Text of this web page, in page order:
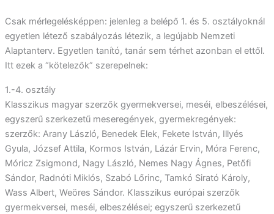
Csak mérlegelésképpen: jelenleg a belépő 1. és 5. osztályoknál
egyetlen létező szabályozás létezik, a legújabb Nemzeti
Alaptanterv. Egyetlen tanító, tanár sem térhet azonban el ettől.
Itt ezek a “kötelezők” szerepelnek:
1.-4. osztály
Klasszikus magyar szerzők gyermekversei, meséi, elbeszélései,
egyszerű szerkezetű meseregények, gyermekregények:
szerzők: Arany László, Benedek Elek, Fekete István, Illyés
Gyula, József Attila, Kormos István, Lázár Ervin, Móra Ferenc,
Móricz Zsigmond, Nagy László, Nemes Nagy Ágnes, Petőfi
Sándor, Radnóti Miklós, Szabó Lőrinc, Tamkó Sirató Károly,
Wass Albert, Weöres Sándor. Klasszikus európai szerzők
gyermekversei, meséi, elbeszélései; egyszerű szerkezetű